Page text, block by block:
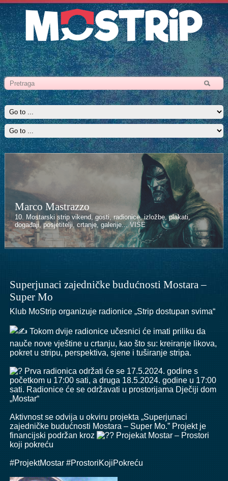
Marco Mastrazzo
10. Mostarski strip vikend, gosti, radionice, izložbe, plakati,
događaji, posjetitelji, crtanje, galerije...VIŠE
Superjunaci zajedničke budućnosti Mostara –
Super Mo
Klub MoStrip organizuje radionice „Strip dostupan svima“
Tokom dvije radionice učesnici će imati priliku da
nauče nove vještine u crtanju, kao što su: kreiranje likova,
pokret u stripu, perspektiva, sjene i tuširanje stripa.
Prva radionica održati će se 17.5.2024. godine s
početkom u 17:00 sati, a druga 18.5.2024. godine u 17:00
sati. Radionice će se održavati u prostorijama Dječiji dom
„Mostar“
Aktivnost se odvija u okviru projekta „Superjunaci
zajedničke budućnosti Mostara – Super Mo.” Projekt je
financijski podržan kroz
Projekat Mostar – Prostori
koji pokreću
#ProjektMostar #ProstoriKojiPokreću